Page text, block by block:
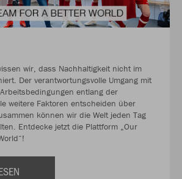
wir, dass Nachhaltigkeit nicht im
Der verantwortungsvolle Umgang mit
entlang der
weitere Faktoren entscheiden über
können wir die Welt jeden Tag
Entdecke jetzt die Plattform „Our